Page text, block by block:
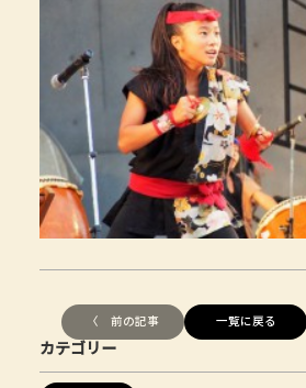
〈 前の記事 一覧に戻る
カテゴリー